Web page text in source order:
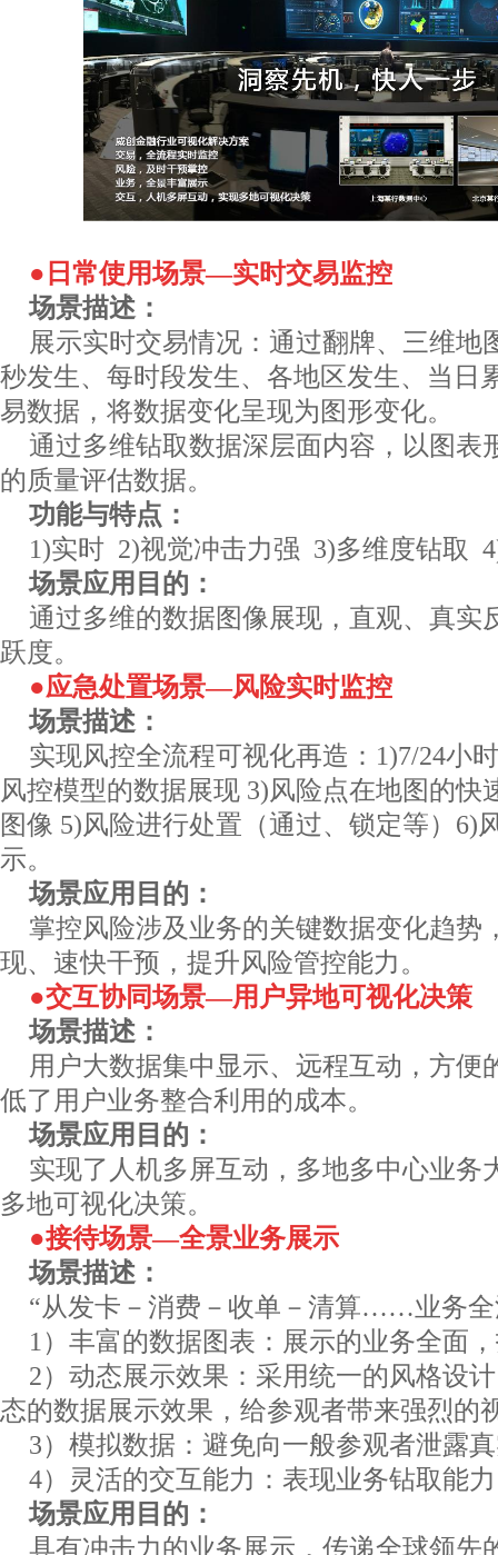
●日常使用场景—实时交易监控
场景描述：
展示实时交易情况：通过翻牌、三维地
秒发生、每时段发生、各地区发生、当日
易数据，将数据变化呈现为图形变化。
通过多维钻取数据深层面内容，以图表
的质量评估数据。
功能与特点：
1)实时 2)视觉冲击力强 3)多维度钻取
场景应用目的：
通过多维的数据图像展现，直观、真实
跃度。
●应急处置场景—风险实时监控
场景描述：
实现风控全流程可视化再造：1)7/24小
风控模型的数据展现 3)风险点在地图的快
图像 5)风险进行处置（通过、锁定等）6)
示。
场景应用目的：
掌控风险涉及业务的关键数据变化趋势
现、速快干预，提升风险管控能力。
●交互协同场景—用户异地可视化决策
场景描述：
用户大数据集中显示、远程互动，方便
低了用户业务整合利用的成本。
场景应用目的：
实现了人机多屏互动，多地多中心业务
多地可视化决策。
●接待场景—全景业务展示
场景描述：
“从发卡－消费－收单－清算……业务全
1）丰富的数据图表：展示的业务全面
2）动态展示效果：采用统一的风格设
态的数据展示效果，给参观者带来强烈的
3）模拟数据：避免向一般参观者泄露
4）灵活的交互能力：表现业务钻取能力
场景应用目的：
具有冲击力的业务展示，传递全球领先